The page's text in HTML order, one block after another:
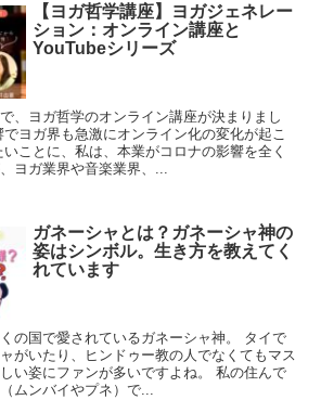
【ヨガ哲学講座】ヨガジェネレー
ション：オンライン講座と
YouTubeシリーズ
、ヨガ哲学のオンライン講座が決まりまし
ヨガ界も急激にオンライン化の変化が起こ
ことに、私は、本業がコロナの影響を全く
ヨガ業界や音楽業界、...
ガネーシャとは？ガネーシャ神の
姿はシンボル。生き方を教えてく
れています
の国で愛されているガネーシャ神。 タイで
がいたり、ヒンドゥー教の人でなくてもマス
い姿にファンが多いですよね。 私の住んで
ムンバイやプネ）で...